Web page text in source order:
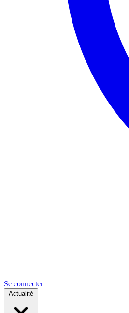
Se connecter
Actualité